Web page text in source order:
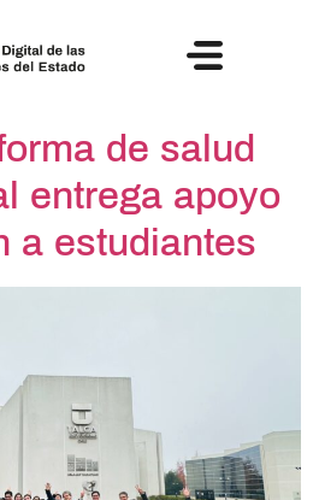
de salud
entrega apoyo
a estudiantes